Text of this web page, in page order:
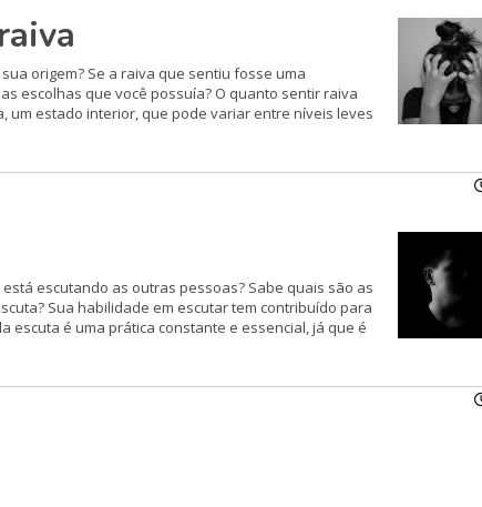
origem? Se a raiva que sentiu fosse uma
escolhas que você possuía? O quanto sentir raiva
um estado interior, que pode variar entre níveis leves
escutando as outras pessoas? Sabe quais são as
Sua habilidade em escutar tem contribuído para
escuta é uma prática constante e essencial, já que é